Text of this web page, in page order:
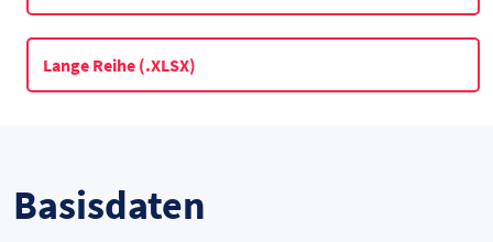
Lange Reihe (.XLSX)
Basisdaten